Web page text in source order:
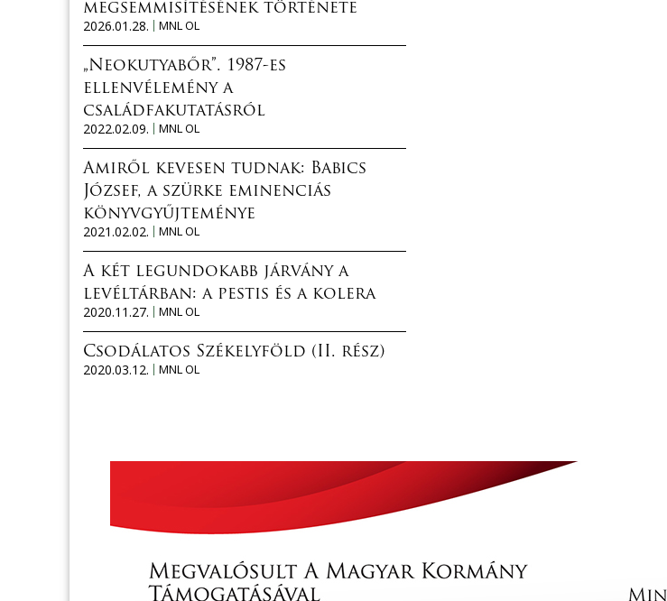
megsemmisítésének története
2026.01.28.
MNL OL
„Neokutyabőr”. 1987-es
ellenvélemény a
családfakutatásról
2022.02.09.
MNL OL
Amiről kevesen tudnak: Babics
József, a szürke eminenciás
könyvgyűjteménye
2021.02.02.
MNL OL
A két legundokabb járvány a
levéltárban: a pestis és a kolera
2020.11.27.
MNL OL
Csodálatos Székelyföld (II. rész)
2020.03.12.
MNL OL